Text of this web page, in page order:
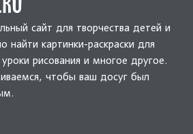
сайт для творчества детей и
найти картинки-раскраски для
рисования и многое другое.
чтобы ваш досуг был